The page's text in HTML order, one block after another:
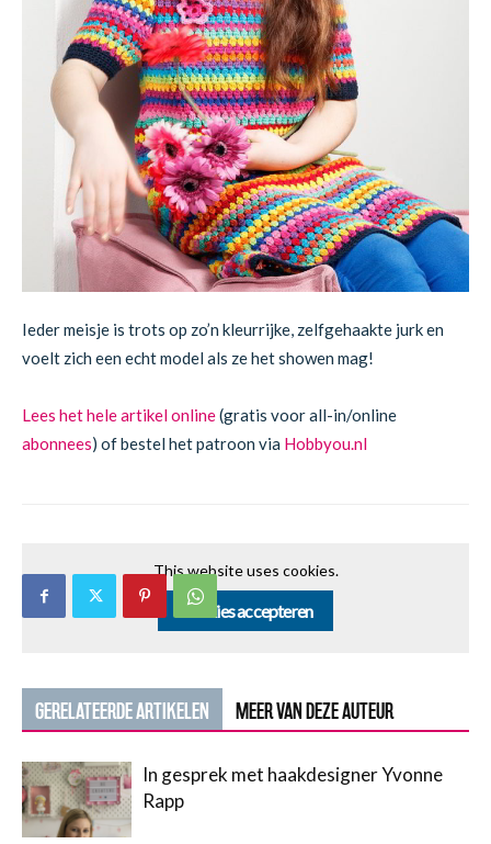
Ieder meisje is trots op zo’n kleurrijke, zelfgehaakte jurk en
voelt zich een echt model als ze het showen mag!
Lees het hele artikel online(gratis voor all-in/online
abonnees) of bestel het patroon via Hobbyou.nl
This website uses cookies.
Cookies accepteren
GERELATEERDE ARTIKELEN MEER VAN DEZE AUTEUR
In gesprek met haakdesigner Yvonne
Rapp